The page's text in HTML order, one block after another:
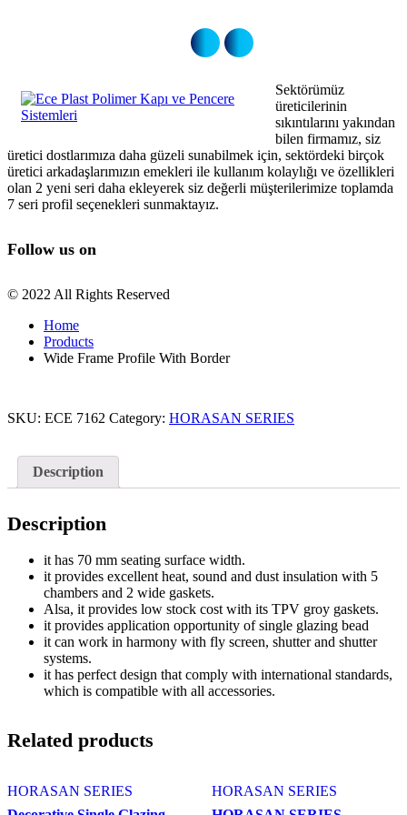
Sektörümüz
üreticilerinin
sıkıntılarını yakından
bilen firmamız, siz
üretici dostlarımıza daha güzeli sunabilmek için, sektördeki birçok
üretici arkadaşlarımızın emekleri ile kullanım kolaylığı ve özellikleri
olan 2 yeni seri daha ekleyerek siz değerli müşterilerimize toplamda
7 seri profil seçenekleri sunmaktayız.
Follow us on
© 2022 All Rights Reserved
Home
Products
Wide Frame Profile With Border
SKU: ECE 7162 Category: HORASAN SERIES
Description
Description
it has 70 mm seating surface width.
it provides excellent heat, sound and dust insulation with 5
chambers and 2 wide gaskets.
Alsa, it provides low stock cost with its TPV groy gaskets.
it provides application opportunity of single glazing bead
it can work in harmony with fly screen, shutter and shutter
systems.
it has perfect design that comply with international standards,
which is compatible with all accessories.
Related products
HORASAN SERIES
HORASAN SERIES